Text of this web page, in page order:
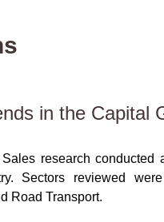
in the Capital
research conducted
Sectors reviewed
Road Transport.